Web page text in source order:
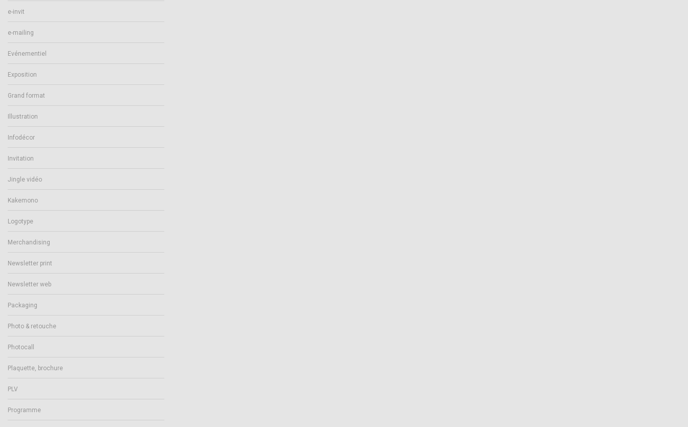
e-invit
e-mailing
Evénementiel
Exposition
Grand format
Illustration
Infodécor
Invitation
Jingle vidéo
Kakemono
Logotype
Merchandising
Newsletter print
Newsletter web
Packaging
Photo & retouche
Photocall
Plaquette, brochure
PLV
Programme